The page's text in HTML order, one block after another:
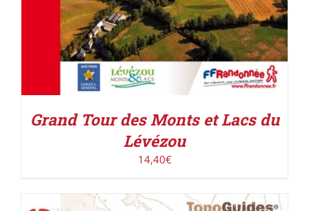
Grand Tour des Monts et Lacs du
Lévézou
14,40€